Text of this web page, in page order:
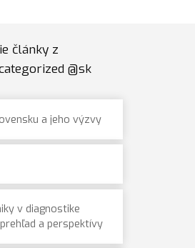
články z
@sk
a jeho výzvy
v diagnostike
a perspektívy